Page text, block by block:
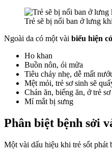
Trẻ sẽ bị nổi ban ở lưng
Ngoài da có một vài biểu hiện
Ho khan
Buồn nôn, ói mửa
Tiêu chảy nhẹ, dễ mất
Mệt mỏi, trẻ sơ sinh sẽ
Chán ăn, biếng ăn, ở trẻ
Mí mắt bị sưng
Phân biệt bệnh sởi
Một vài dấu hiệu khi trẻ sốt phát